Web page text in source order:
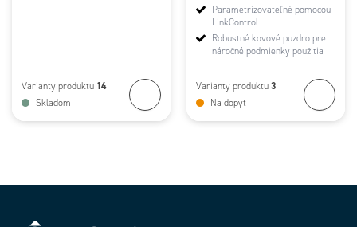
Varianty produktu 14
Skladom
Parametrizovateľné pomocou
LinkControl
Robustné kovové puzdro pre
náročné podmienky použitia
Varianty produktu 3
Na dopyt